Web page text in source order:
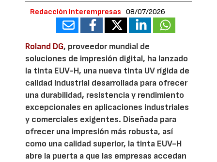
Redacción Interempresas 08/07/2026
Roland DG, proveedor mundial de
soluciones de impresión digital, ha lanzado
la tinta EUV-H, una nueva tinta UV rígida de
calidad industrial desarrollada para ofrecer
una durabilidad, resistencia y rendimiento
excepcionales en aplicaciones industriales
y comerciales exigentes. Diseñada para
ofrecer una impresión más robusta, así
como una calidad superior, la tinta EUV-H
abre la puerta a que las empresas accedan